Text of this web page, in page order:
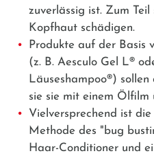
zuverlässig ist. Zum
Kopfhaut schädigen.
Produkte auf der Basis
(z. B. Aesculo Gel L®
Läuseshampoo®) sollen
sie sie mit einem Ölfilm
Vielversprechend ist
Methode des "bug
Haar-Conditioner und